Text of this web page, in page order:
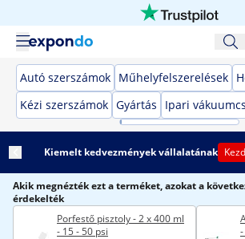
Autó szerszámok Műhelyfelszerelések
Kézi szerszámok Gyártás Ipari
Kiemelt kedvezmények vállalatának
Akik megnézték ezt a terméket, azokat a
érdekelték
Porfestő pisztoly - 2 x 400 ml
- 15 - 50 psi